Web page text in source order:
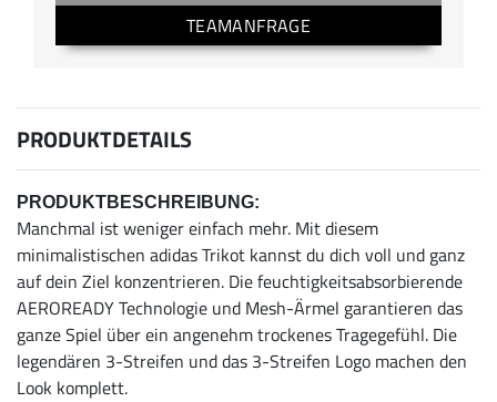
TEAMANFRAGE
PRODUKTDETAILS
PRODUKTBESCHREIBUNG:
Manchmal ist weniger einfach mehr. Mit diesem
minimalistischen adidas Trikot kannst du dich voll und ganz
auf dein Ziel konzentrieren. Die feuchtigkeitsabsorbierende
AEROREADY Technologie und Mesh-Ärmel garantieren das
ganze Spiel über ein angenehm trockenes Tragegefühl. Die
legendären 3-Streifen und das 3-Streifen Logo machen den
Look komplett.